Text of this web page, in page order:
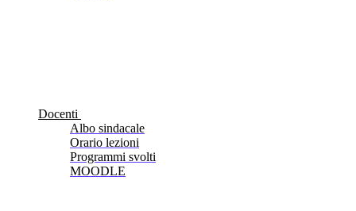
Docenti
Albo sindacale
Orario lezioni
Programmi svolti
MOODLE